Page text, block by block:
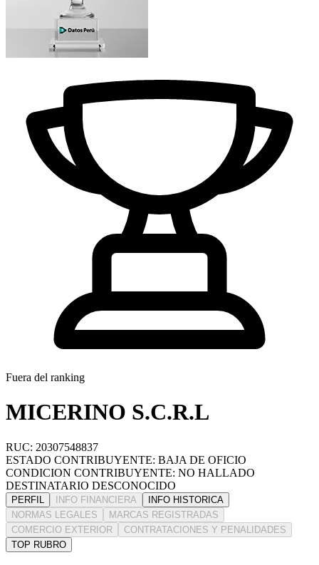
Fuera del ranking
MICERINO S.C.R.L
RUC: 20307548837
ESTADO CONTRIBUYENTE: BAJA DE OFICIO
CONDICION CONTRIBUYENTE: NO HALLADO
DESTINATARIO DESCONOCIDO
PERFIL INFO FINANCIERA
INFO HISTORICA
NORMAS LEGALES
MARCAS REGISTRADAS
COMERCIO EXTERIOR
CONTRATACIONES Y PENALIDADES
TOP RUBRO